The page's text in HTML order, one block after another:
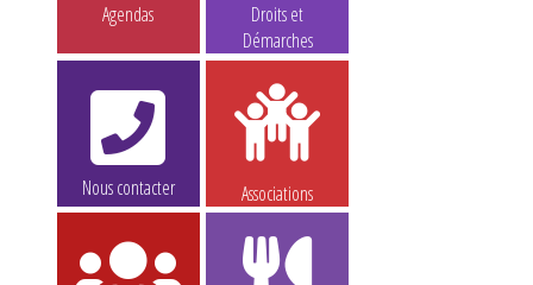
Agendas
Droits et
Démarches
Nous contacter Associations